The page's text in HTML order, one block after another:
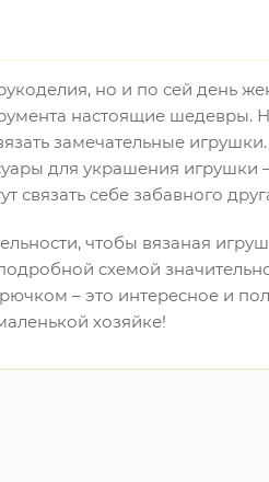
но и по сей день
настоящие шедевры.
замечательные
для украшения игрушки
связать себе забавного
чтобы вязаная
схемой
– это интересное и
хозяйке!